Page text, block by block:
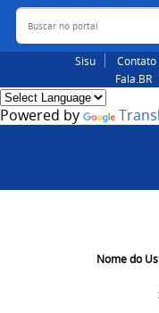
Buscar no portal
Sisu Contato
Fala.BR
Powered by
Nome do